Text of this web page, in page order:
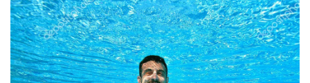
തട്ടിയെടുക്കുകയായിരുന്നു. നേരത്തെ ലോക്കൽ
പോലീസും ക്രൈം ബ്രാഞ്ചും ഈ കേസ്
അന്വേഷിച്ചിരുന്നു.തുടർന്ന് 2022ലാണ്
എൻഫോഴ്സ്മെന്റ് ഡയറക്ടറേറ്റ് കേസ്
ഏറ്റെടുത്തിരുന്നത്. നാളെ കോടതിയിൽ ജാമ്യാപേക്ഷ